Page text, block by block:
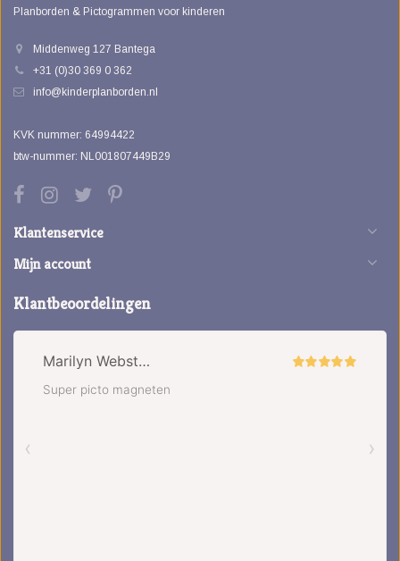
Planborden & Pictogrammen voor kinderen
Middenweg 127 Bantega
+31 (0)30 369 0 362
info@kinderplanborden.nl
KVK nummer: 64994422
btw-nummer: NL001807449B29
Klantenservice
Mijn account
Klantbeoordelingen